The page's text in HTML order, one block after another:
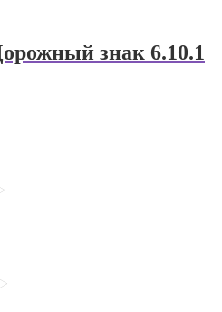
знак 6.10.1